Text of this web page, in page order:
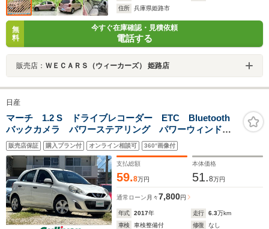
住所
兵庫県姫路市
無
料
今すぐ在庫確認・見積依頼
電話する
販売店： ＷＥＣＡＲＳ（ウィーカーズ） 姫路店
日産
マーチ 1.2 S ドライブレコーダー ETC Bluetooth
バックカメラ パワーステアリング パワーウィンド
ウ 電格ミラー 横滑り防止装置 盗難防止装置 衝突
被害軽減システム フルセグTV メモリーナビ
販売店保証 購入プラン付 オンライン相談可 360°画像付
支払総額
59.8万円
本体価格
51.8万円
通常ローン 月々7,800円
年式 2017年 走行 6.3万km
車検
車検整備付 修復
なし